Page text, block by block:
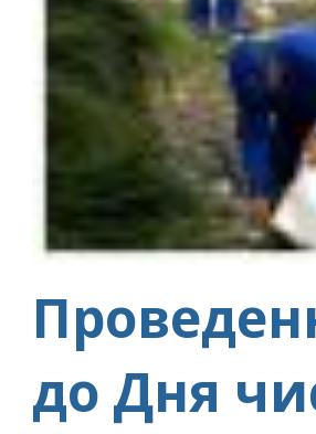
до Дня